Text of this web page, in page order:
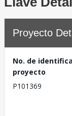
Proyecto
No. de
proyecto
P101369